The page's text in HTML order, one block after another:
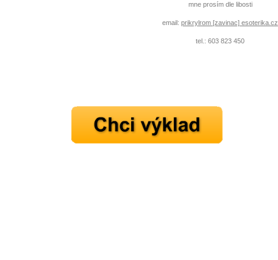
mne prosím dle libosti
email: prikrylrom [zavinac] esoterika.cz
tel.: 603 823 450